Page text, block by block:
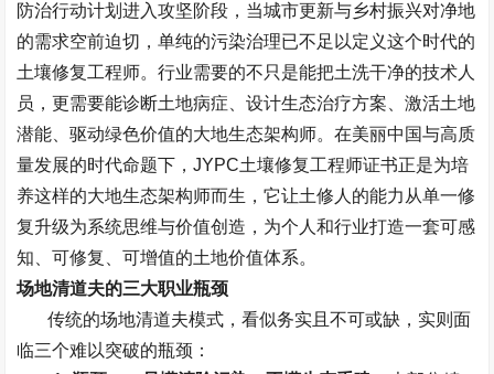
防治行动计划进入攻坚阶段，当城市更新与乡村振兴对净地
的需求空前迫切，单纯的污染治理已不足以定义这个时代的
土壤修复工程师。行业需要的不只是能把土洗干净的技术人
员，更需要能诊断土地病症、设计生态治疗方案、激活土地
潜能、驱动绿色价值的大地生态架构师。在美丽中国与高质
量发展的时代命题下，JYPC土壤修复工程师证书正是为培
养这样的大地生态架构师而生，它让土修人的能力从单一修
复升级为系统思维与价值创造，为个人和行业打造一套可感
知、可修复、可增值的土地价值体系。
场地清道夫的三大职业瓶颈
传统的场地清道夫模式，看似务实且不可或缺，实则面
临三个难以突破的瓶颈：